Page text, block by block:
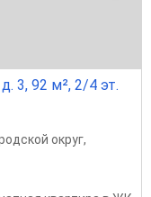
3, 92 м², 2/4 эт.
округ,